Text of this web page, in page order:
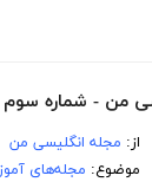
من - شماره سوم
از: مجله انگلیسی من
موضوع: مجله‌های